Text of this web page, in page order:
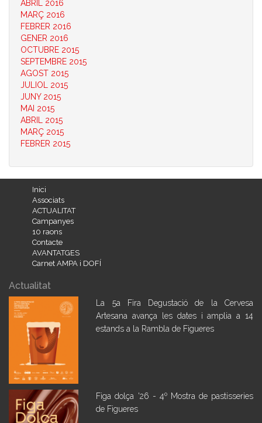
ABRIL 2016
MARÇ 2016
FEBRER 2016
GENER 2016
OCTUBRE 2015
SEPTEMBRE 2015
AGOST 2015
JULIOL 2015
JUNY 2015
MAI 2015
ABRIL 2015
MARÇ 2015
FEBRER 2015
Inici
Associats
ACTUALITAT
Campanyes
10 raons
Contacte
AVANTATGES
Carnet AMPA i DOFÍ
Actualitat
La 5a Fira Degustació de la Cervesa
Artesana avança les dates i amplia a 14
estands a la Rambla de Figueres
Figa dolça '26 - 4º Mostra de pastisseries
de Figueres